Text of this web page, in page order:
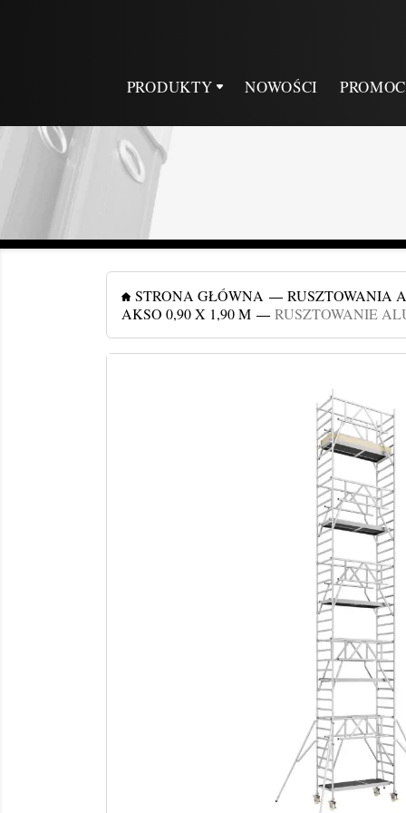
PRODUKTY NOWOŚCI
STRONA GŁÓWNA
RUSZTOWANIA
AKSO 0,90 X 1,90 M
RUSZTOWANIE